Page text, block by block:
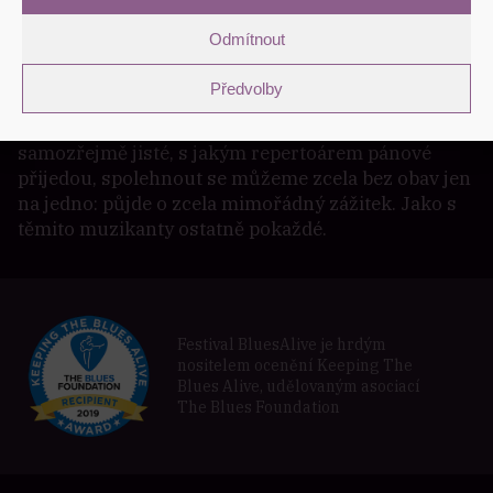
Odmítnout
Předvolby
kytarista Tomasz Kruk, který v Šumperku
koncertoval v minulých letech jak ve dvojici
Przytuła & Kruk, tak s její rozšířenou sestavou
samozřejmě jisté, s jakým repertoárem pánové
přijedou, spolehnout se můžeme zcela bez obav jen
na jedno: půjde o zcela mimořádný zážitek. Jako s
těmito muzikanty ostatně pokaždé.
Festival BluesAlive je hrdým
nositelem ocenění Keeping The
Blues Alive, udělovaným asociací
The Blues Foundation